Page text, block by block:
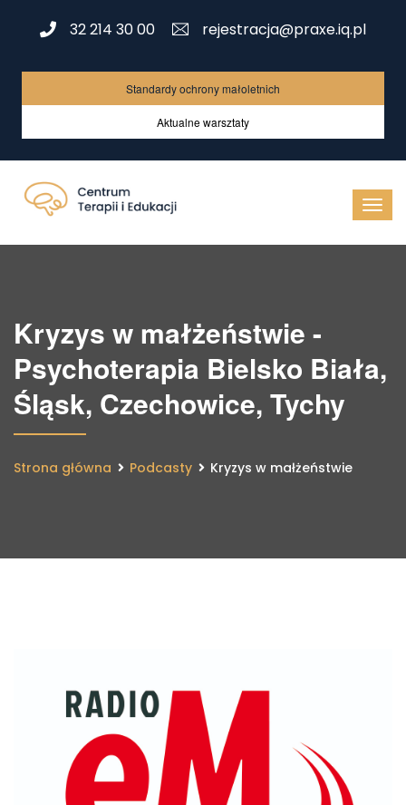
32 214 30 00 rejestracja@praxe.iq.pl
Standardy ochrony małoletnich
Aktualne warsztaty
Kryzys w małżeństwie -
Psychoterapia Bielsko Biała,
Śląsk, Czechowice, Tychy
Strona główna Podcasty Kryzys w małżeństwie